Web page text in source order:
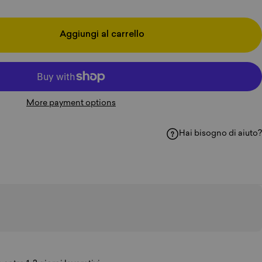
Aggiungi al carrello
More payment options
WhatsApp
via e-mail
Hai bisogno di aiuto?